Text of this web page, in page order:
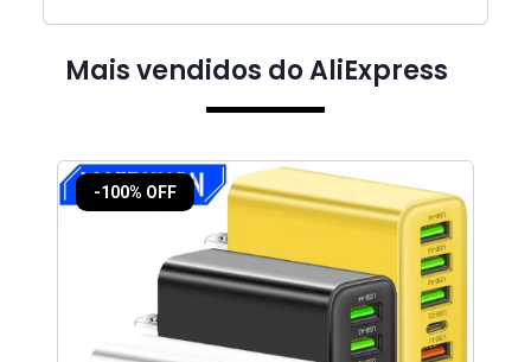
Mais vendidos do AliExpress
-100% OFF